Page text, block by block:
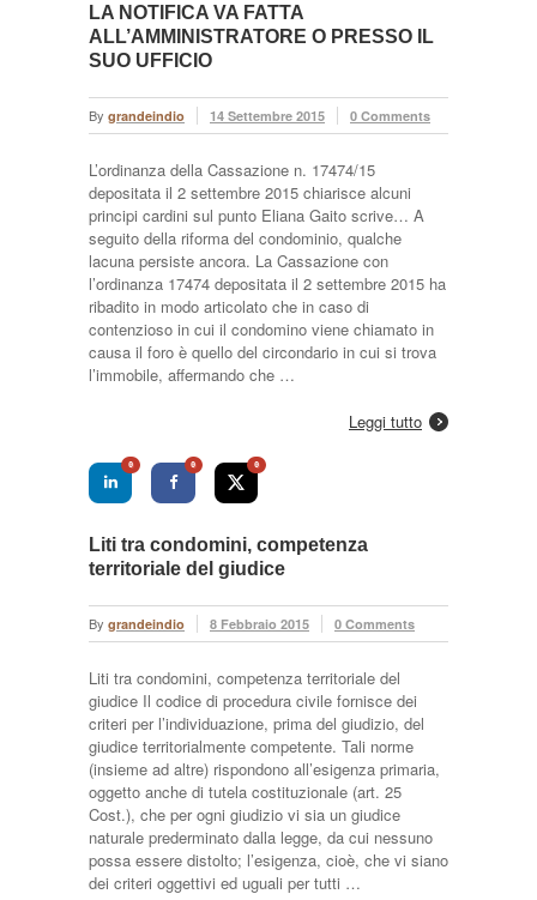
LA NOTIFICA VA FATTA
ALL’AMMINISTRATORE O PRESSO IL
SUO UFFICIO
By grandeindio 14 Settembre 2015 0 Comments
L’ordinanza della Cassazione n. 17474/15
depositata il 2 settembre 2015 chiarisce alcuni
principi cardini sul punto Eliana Gaito scrive… A
seguito della riforma del condominio, qualche
lacuna persiste ancora. La Cassazione con
l’ordinanza 17474 depositata il 2 settembre 2015 ha
ribadito in modo articolato che in caso di
contenzioso in cui il condomino viene chiamato in
causa il foro è quello del circondario in cui si trova
l’immobile, affermando che …
Leggi tutto
0 0 0
Liti tra condomini, competenza
territoriale del giudice
By grandeindio 8 Febbraio 2015 0 Comments
Liti tra condomini, competenza territoriale del
giudice Il codice di procedura civile fornisce dei
criteri per l’individuazione, prima del giudizio, del
giudice territorialmente competente. Tali norme
(insieme ad altre) rispondono all’esigenza primaria,
oggetto anche di tutela costituzionale (art. 25
Cost.), che per ogni giudizio vi sia un giudice
naturale prederminato dalla legge, da cui nessuno
possa essere distolto; l’esigenza, cioè, che vi siano
dei criteri oggettivi ed uguali per tutti …